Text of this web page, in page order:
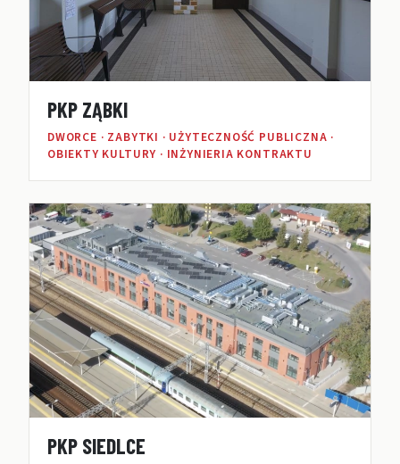
PKP ZĄBKI
DWORCE · ZABYTKI · UŻYTECZNOŚĆ PUBLICZNA ·
OBIEKTY KULTURY · INŻYNIERIA KONTRAKTU
PKP SIEDLCE